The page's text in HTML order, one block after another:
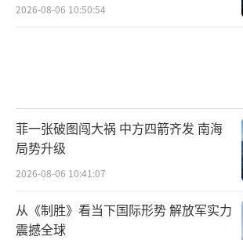
2026-08-06 10:50:54
菲一张破图闯大祸 中方四箭齐发 南海
局势升级
2026-08-06 10:41:07
从《制胜》看当下国际形势 解放军实力
震撼全球